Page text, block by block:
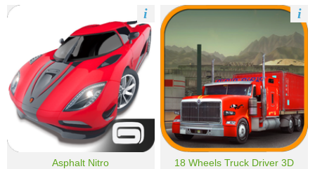
Asphalt Nitro
i
18 Wheels Truck Driver 3D
i